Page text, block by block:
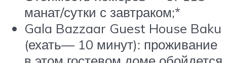
манат/сутки с завтраком;*
Gala Bazzaar Guest House Baku
(ехать— 10 минут): проживание